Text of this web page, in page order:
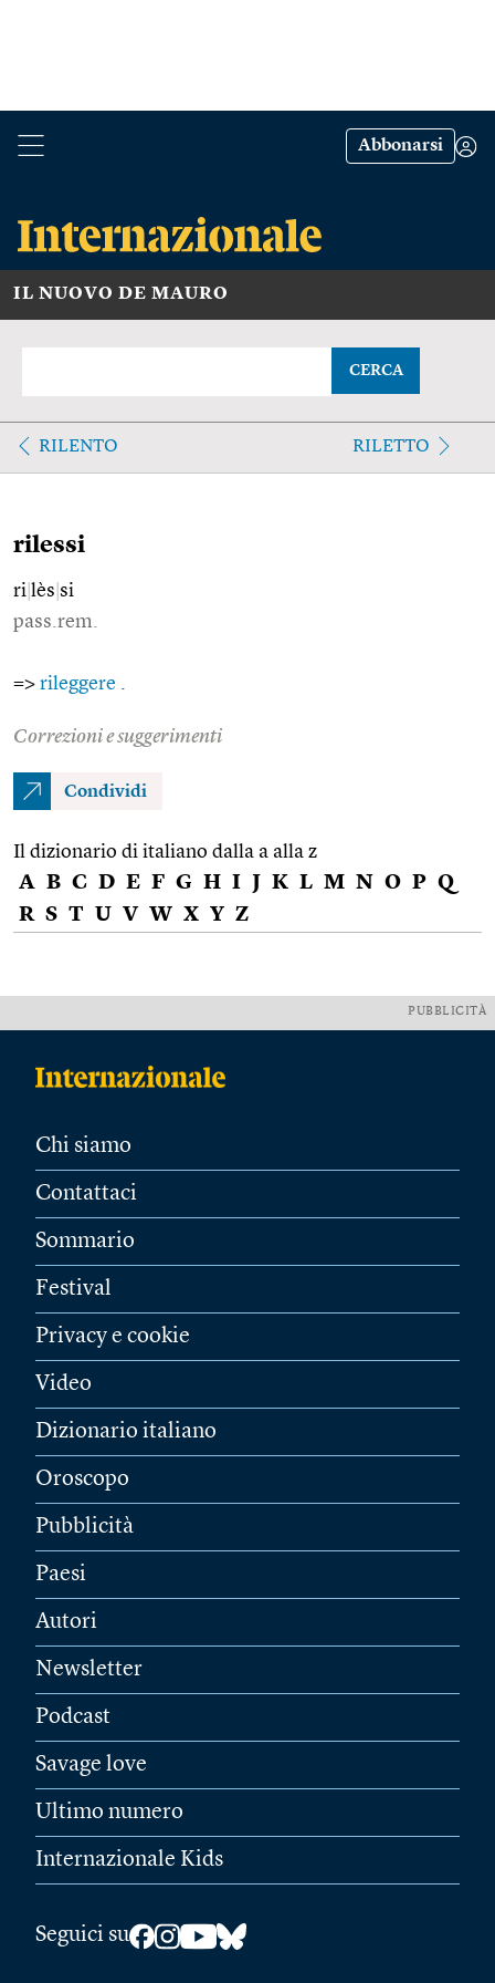
Abbonarsi
IL NUOVO DE MAURO
CERCA
RILENTO RILETTO
rilessi
ri lès si
pass.rem.
=> rileggere
Correzioni e suggerimenti
Condividi
Il dizionario di italiano dalla a alla z
A B C D E F G H I J K L M N O P Q
R S T U V W X Y Z
PUBBLICITÀ
Chi siamo
Contattaci
Sommario
Festival
Privacy e cookie
Video
Dizionario italiano
Oroscopo
Pubblicità
Paesi
Autori
Newsletter
Podcast
Savage love
Ultimo numero
Internazionale Kids
Seguici su